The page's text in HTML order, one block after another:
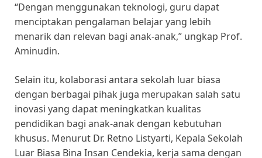
“Dengan menggunakan teknologi, guru dapat
menciptakan pengalaman belajar yang lebih
menarik dan relevan bagi anak-anak,” ungkap Prof.
Aminudin.
Selain itu, kolaborasi antara sekolah luar biasa
dengan berbagai pihak juga merupakan salah satu
inovasi yang dapat meningkatkan kualitas
pendidikan bagi anak-anak dengan kebutuhan
khusus. Menurut Dr. Retno Listyarti, Kepala Sekolah
Luar Biasa Bina Insan Cendekia, kerja sama dengan